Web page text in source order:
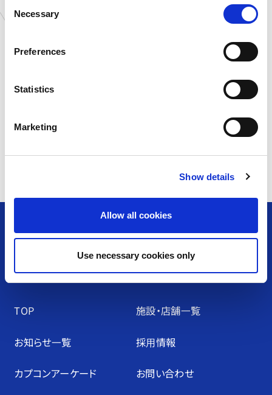
Necessary
Preferences
Statistics
Marketing
Show details
Allow all cookies
Use necessary cookies only
千葉県
静岡県
アミューズメント＆ショップ
TOP 施設・店舗⼀覧
お知らせ⼀覧 採⽤情報
カプコンアーケード お問い合わせ